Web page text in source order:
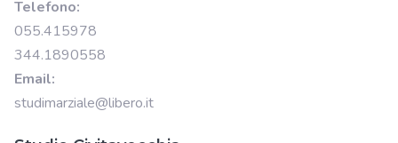
Telefono:
055.415978
344.1890558
Email:
studimarziale@libero.it